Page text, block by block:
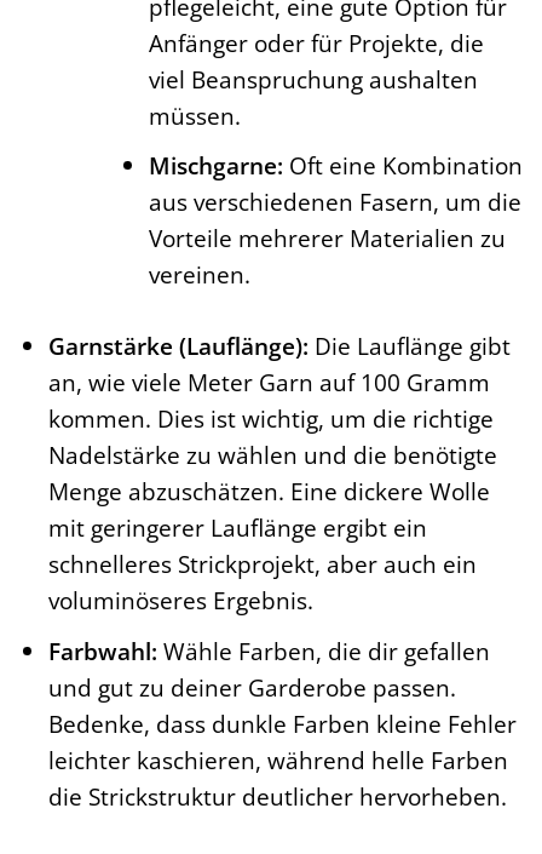
pflegeleicht, eine gute Option für
Anfänger oder für Projekte, die
viel Beanspruchung aushalten
müssen.
Mischgarne: Oft eine Kombination
aus verschiedenen Fasern, um die
Vorteile mehrerer Materialien zu
vereinen.
Garnstärke (Lauflänge): Die Lauflänge gibt
an, wie viele Meter Garn auf 100 Gramm
kommen. Dies ist wichtig, um die richtige
Nadelstärke zu wählen und die benötigte
Menge abzuschätzen. Eine dickere Wolle
mit geringerer Lauflänge ergibt ein
schnelleres Strickprojekt, aber auch ein
voluminöseres Ergebnis.
Farbwahl: Wähle Farben, die dir gefallen
und gut zu deiner Garderobe passen.
Bedenke, dass dunkle Farben kleine Fehler
leichter kaschieren, während helle Farben
die Strickstruktur deutlicher hervorheben.